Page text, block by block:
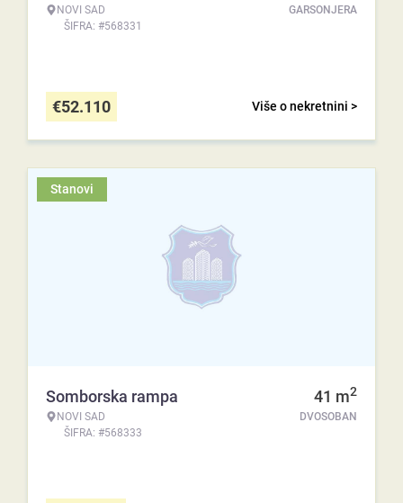
NOVI SAD
ŠIFRA: #568331
GARSONJERA
Više o nekretnini >
€52.110
Stanovi
Somborska rampa
NOVI SAD
ŠIFRA: #568333
41 m2
DVOSOBAN